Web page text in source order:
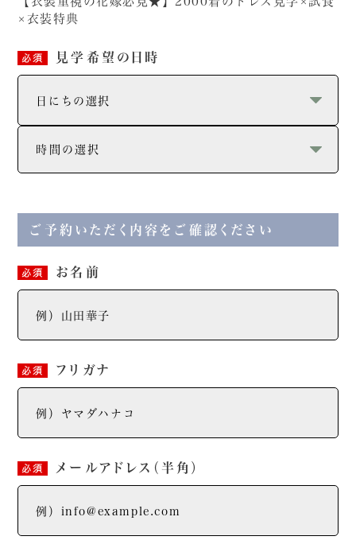
×衣装特典
必須 見学希望の日時
ご予約いただく内容をご確認ください
必須 お名前
必須 フリガナ
必須 メールアドレス （半角）